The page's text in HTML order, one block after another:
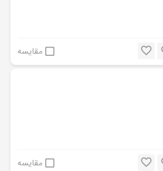
مقایسه
مقایسه